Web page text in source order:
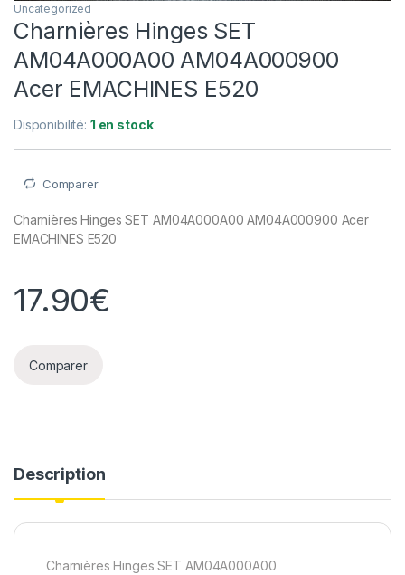
Uncategorized
Charnières Hinges SET
AM04A000A00 AM04A000900
Acer EMACHINES E520
Disponibilité: 1 en stock
Comparer
Charnières Hinges SET AM04A000A00 AM04A000900 Acer
EMACHINES E520
17.90€
Comparer
Description
Charnières Hinges SET AM04A000A00